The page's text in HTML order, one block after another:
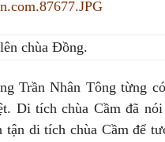
chùa Đồng.
Trần Nhân Tông từng
Di tích chùa Cầm đã
di tích chùa Cầm để